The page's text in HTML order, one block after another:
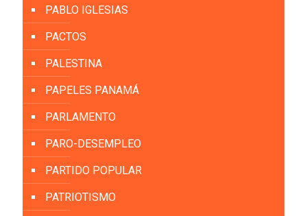
PABLO IGLESIAS
PACTOS
PALESTINA
PAPELES PANAMÁ
PARLAMENTO
PARO-DESEMPLEO
PARTIDO POPULAR
PATRIOTISMO